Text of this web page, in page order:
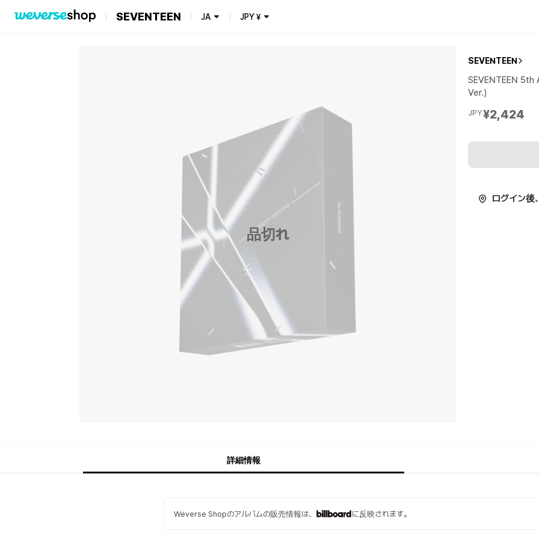
SEVENTEEN JA JPY¥
品切れ
SEVENTEEN
SEVENTEEN 5th
Ver.)
JPY¥2,424
ログイン後
詳細情報
Weverse Shopのアルバムの販売情報は、 に反映されます。